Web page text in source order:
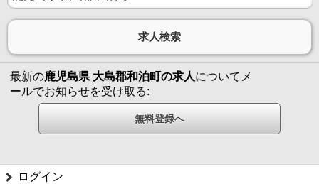
最新の鹿児島県 大島郡和泊町の求人についてメ
ールでお知らせを受け取る:
ログイン